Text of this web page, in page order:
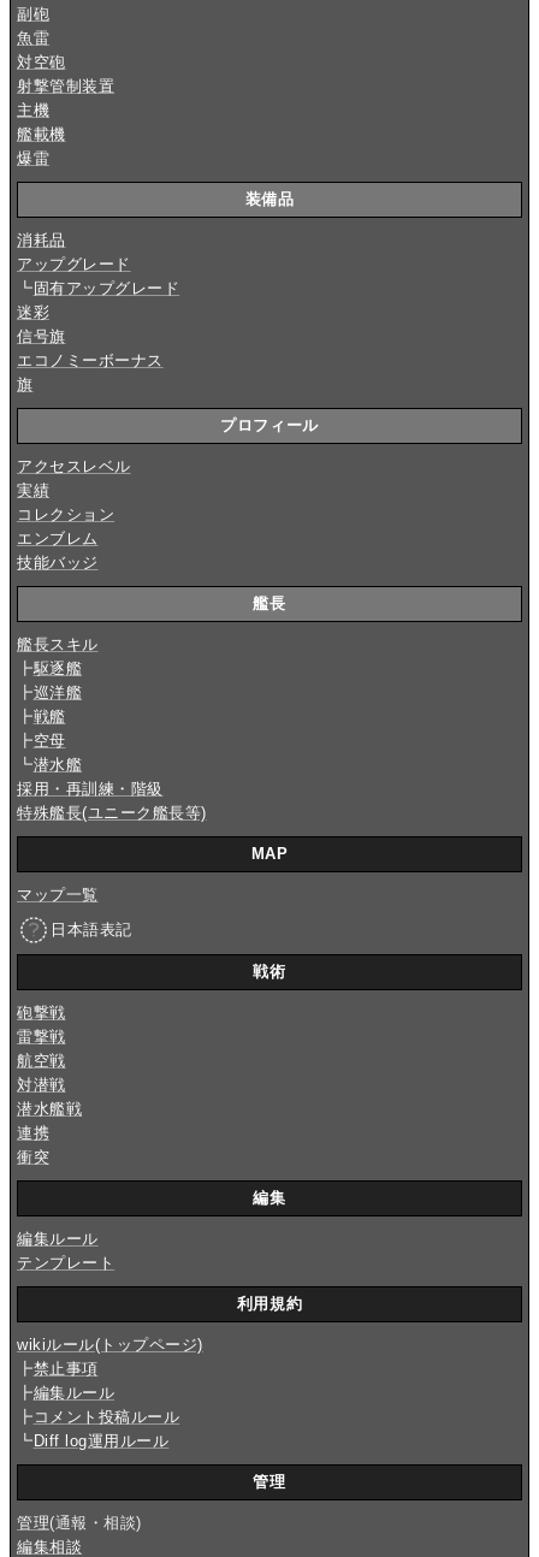
副砲
魚雷
対空砲
射撃管制装置
主機
艦載機
爆雷
装備品
消耗品
アップグレード
┗ 固有アップグレード
迷彩
信号旗
エコノミーボーナス
旗
プロフィール
アクセスレベル
実績
コレクション
エンブレム
技能バッジ
艦長
艦長スキル
┣駆逐艦
┣巡洋艦
┣戦艦
┣空母
┗潜水艦
採用・再訓練・階級
特殊艦長(ユニーク艦長等)
MAP
マップ一覧
日本語表記
戦術
砲撃戦
雷撃戦
航空戦
対潜戦
潜水艦戦
連携
衝突
編集
編集ルール
テンプレート
利用規約
wikiルール(トップページ)
┣禁止事項
┣編集ルール
┣ コメント投稿ルール
┗ Diff log運用ルール
管理
管理(通報・相談)
編集相談